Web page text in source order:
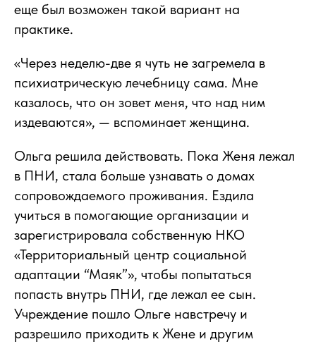
еще был возможен такой вариант на
практике.
«Через неделю-две я чуть не загремела в
психиатрическую лечебницу сама. Мне
казалось, что он зовет меня, что над ним
издеваются», — вспоминает женщина.
Ольга решила действовать. Пока Женя лежал
в ПНИ, стала больше узнавать о домах
сопровождаемого проживания. Ездила
учиться в помогающие организации и
зарегистрировала собственную НКО
«Территориальный центр социальной
адаптации “Маяк”», чтобы попытаться
попасть внутрь ПНИ, где лежал ее сын.
Учреждение пошло Ольге навстречу и
разрешило приходить к Жене и другим